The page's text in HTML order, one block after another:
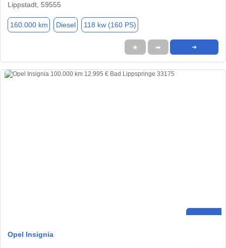
Lippstadt, 59555
160.000 km Diesel 118 kw (160 PS)
★ ➦ ➜
Opel Insignia